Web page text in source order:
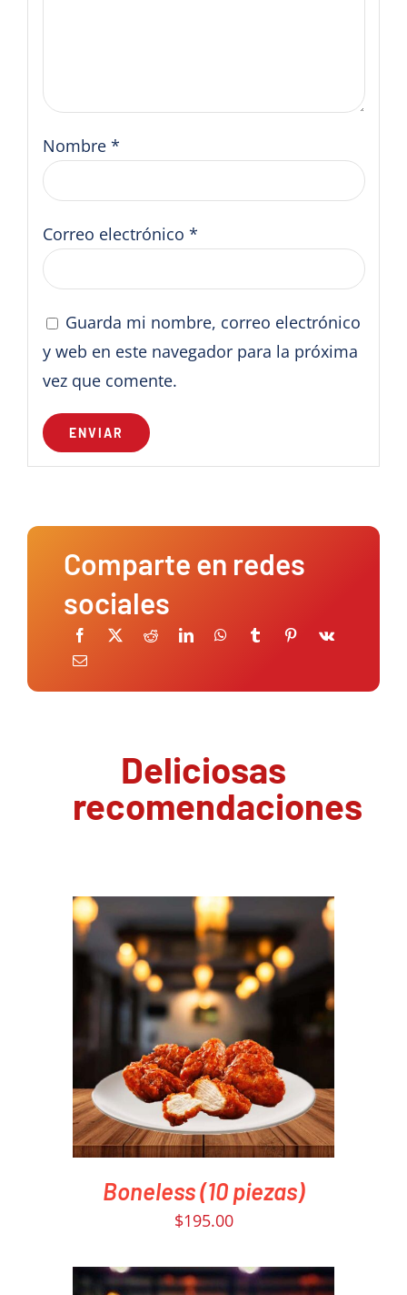
Nombre *
Correo electrónico *
Guarda mi nombre, correo electrónico
y web en este navegador para la próxima
vez que comente.
Comparte en redes
sociales
Deliciosas
recomendaciones
PEDIR AHORA
DETAILS
Boneless (10 piezas)
$195.00